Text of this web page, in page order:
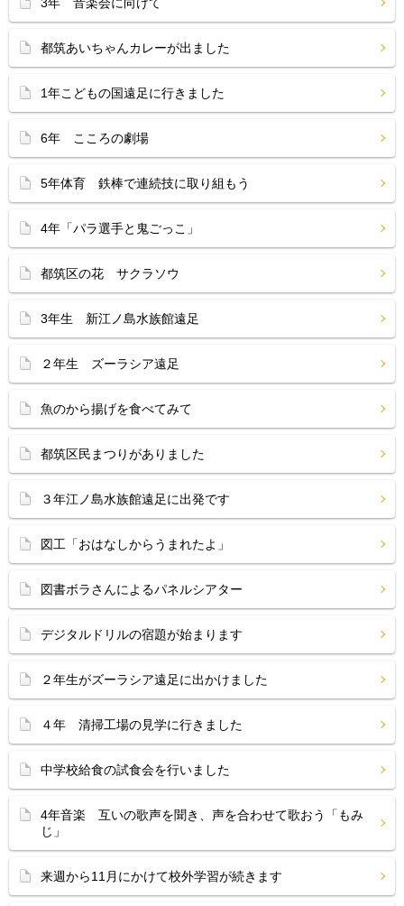
都筑あいちゃんカレーが出ました
1年こどもの国遠足に行きました
6年 こころの劇場
5年体育 鉄棒で連続技に取り組もう
4年「パラ選手と鬼ごっこ」
都筑区の花 サクラソウ
3年生 新江ノ島水族館遠足
２年生 ズーラシア遠足
魚のから揚げを食べてみて
都筑区民まつりがありました
３年江ノ島水族館遠足に出発です
図工「おはなしからうまれたよ」
図書ボラさんによるパネルシアター
デジタルドリルの宿題が始まります
２年生がズーラシア遠足に出かけました
４年 清掃工場の見学に行きました
中学校給食の試食会を行いました
4年音楽 互いの歌声を聞き、声を合わせて歌おう「もみ
じ」
来週から11月にかけて校外学習が続きます